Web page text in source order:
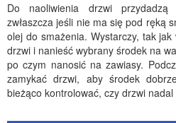
Do naoliwienia drzwi
zwłaszcza jeśli nie ma się pod ręką
olej do smażenia. Wystarczy, tak
drzwi i nanieść wybrany środek na
po czym nanosić na zawiasy.
zamykać drzwi, aby środek
bieżąco kontrolować, czy drzwi